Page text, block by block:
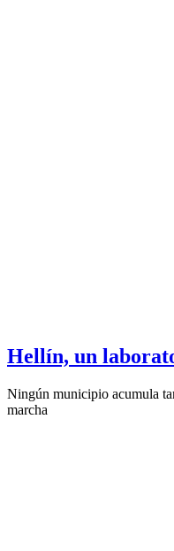
Hellín, un
Ningún municipio acumula
marcha